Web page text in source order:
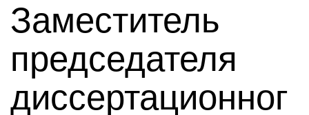
Заместитель
председателя
диссертационног